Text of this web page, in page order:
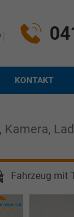
KONTAKT
Kamera,
Fahrzeug mit